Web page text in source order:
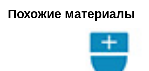
Похожие материалы